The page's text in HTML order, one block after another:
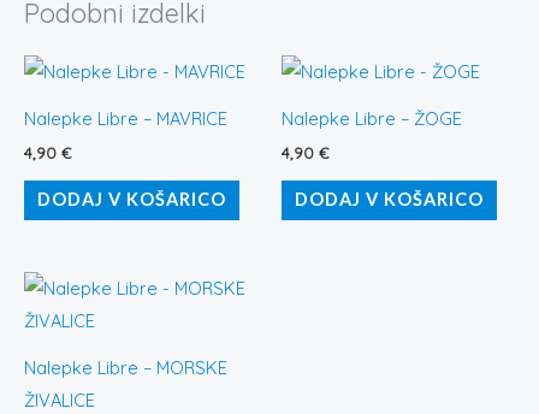
Podobni izdelki
Nalepke Libre – MAVRICE
4,90 €
DODAJ V KOŠARICO
Nalepke Libre – ŽOGE
4,90 €
DODAJ V KOŠARICO
Nalepke Libre – MORSKE
ŽIVALICE